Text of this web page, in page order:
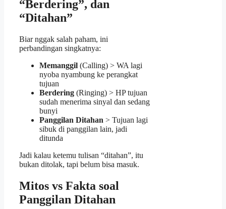
“Berdering”, dan
“Ditahan”
Biar nggak salah paham, ini
perbandingan singkatnya:
Memanggil (Calling) > WA lagi
nyoba nyambung ke perangkat
tujuan
Berdering (Ringing) > HP tujuan
sudah menerima sinyal dan sedang
bunyi
Panggilan Ditahan > Tujuan lagi
sibuk di panggilan lain, jadi
ditunda
Jadi kalau ketemu tulisan “ditahan”, itu
bukan ditolak, tapi belum bisa masuk.
Mitos vs Fakta soal
Panggilan Ditahan